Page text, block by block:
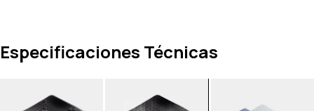
Especificaciones Técnicas